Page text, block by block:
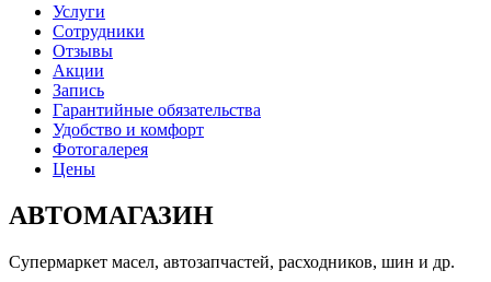
Услуги
Сотрудники
Отзывы
Акции
Запись
Гарантийные обязательства
Удобство и комфорт
Фотогалерея
Цены
АВТОМАГАЗИН
Супермаркет масел, автозапчастей, расходников, шин и др.